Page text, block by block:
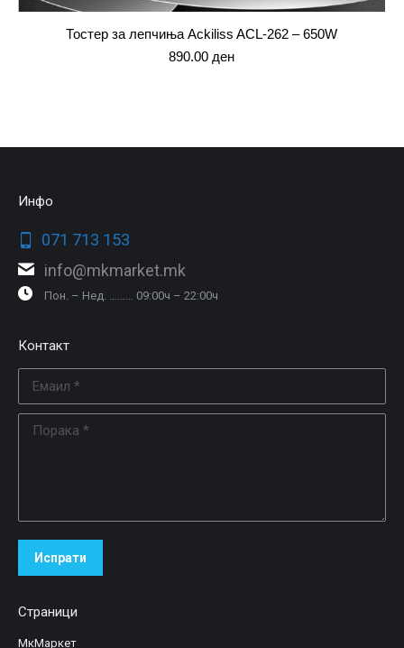
Тостер за лепчиња Ackiliss ACL-262 – 650W
890.00 ден
Инфо
071 713 153
info@mkmarket.mk
Пон. – Нед. ……… 09:00ч – 22:00ч
Контакт
Порака *
Испрати
Страници
МкМаркет